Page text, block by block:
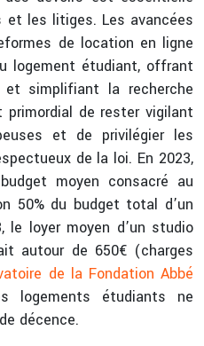
les litiges. Les avancées
de location en ligne
logement étudiant, offrant
et simplifiant la recherche
primordial de rester vigilant
et de privilégier les
de la loi. En 2023,
moyen consacré au
50% du budget total d’un
le loyer moyen d’un studio
autour de 650€ (charges
de la Fondation Abbé
logements étudiants ne
décence.